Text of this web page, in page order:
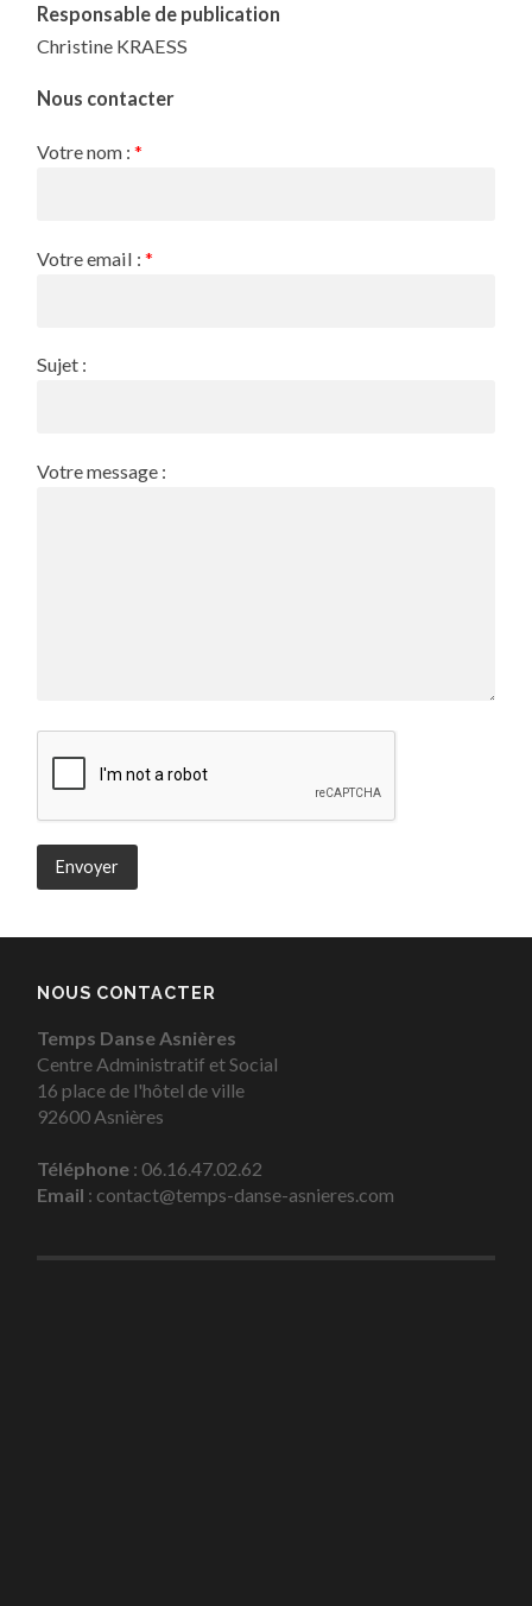
Responsable de publication
Christine KRAESS
Nous contacter
Votre nom :*
Votre email :*
Sujet :
Votre message :
NOUS CONTACTER
Temps Danse Asnières
Centre Administratif et Social
16 place de l'hôtel de ville
92600 Asnières
Téléphone : 06.16.47.02.62
Email : contact@temps-danse-asnieres.com